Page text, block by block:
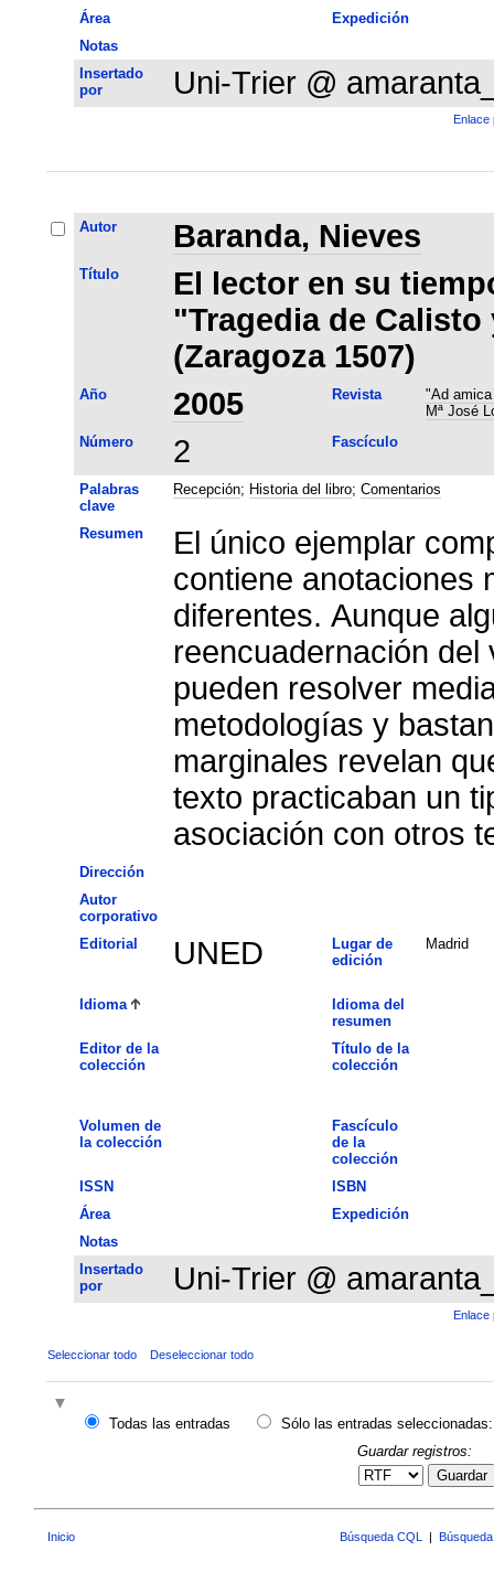
Área
Expedición
Notas
Insertado
por
Uni-Trier @
Enlace
Autor Baranda, Nieves
Título
El lector en su
"Tragedia de Calisto
(Zaragoza 1507)
Año 2005 Revista
"Ad
Mª José
Número
2 Fascículo
Palabras
clave
Recepción; Historia del libro; Comentarios
Resumen
El único ejemplar
contiene anotaciones
diferentes. Aunque
reencuadernación
pueden resolver
metodologías y
marginales revelan
texto practicaban un
asociación con otros
Dirección
Autor
corporativo
Editorial
UNED
Lugar de
edición
Madrid
Idioma
Idioma del
resumen
Editor de la
colección
Título de la
colección
Volumen de
la colección
Fascículo
de la
colección
ISSN
ISBN
Área
Expedición
Notas
Insertado
por
Uni-Trier @
Enlace
Seleccionar todo Deseleccionar todo
Todas las entradas
Sólo las entradas seleccionadas:
Guardar registros:
Guardar
Inicio Búsqueda CQL